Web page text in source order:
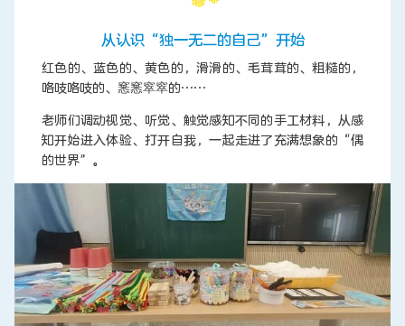
从认识“独一无二的自己”开始
红色的、蓝色的、黄色的，滑滑的、毛茸茸的、粗糙的，
咯吱咯吱的、窸窸窣窣的……
老师们调动视觉、听觉、触觉感知不同的手工材料，从感
知开始进入体验、打开自我，一起走进了充满想象的“偶
的世界”。